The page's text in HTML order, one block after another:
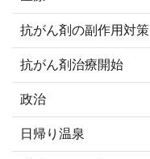
抗がん剤の副作用対策
抗がん剤治療開始
政治
日帰り温泉